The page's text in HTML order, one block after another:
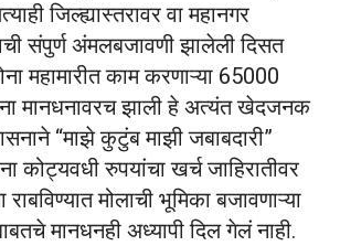
जिल्ह्यास्तरावर वा महानगर
संपुर्ण अंमलबजावणी झालेली दिसत
महामारीत काम करणाऱ्या 65000
मानधनावरच झाली हे अत्यंत खेदजनक
“माझे कुटुंब माझी जबाबदारी”
कोट्यवधी रुपयांचा खर्च जाहिरातीवर
मोलाची भूमिका बजावणाऱ्या
मानधनही अध्यापी दिल गेलं नाही.